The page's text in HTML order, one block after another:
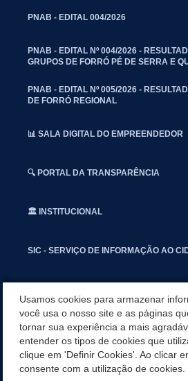
PNAB - EDITAL 004/2026
PNAB - EDITAL Nº 004/2026 -
GRUPOS DE FORRÓ PÉ DE SERRA E
PNAB - EDITAL Nº 005/2026 -
DE FORRÓ REGIONAL
📊 SALA DIGITAL DO EMPREENDEDOR
🔍 PORTAL DA TRANSPARÊNCIA
🏛️ INSTITUCIONAL
SIC - SERVIÇO DE INFORMAÇÃO AO
INSTAGRAN
📱🩺 SAUDE CONECTADA
Usamos cookies para armazenar
você usa o nosso site e as páginas
tornar sua experiência a mais
entender os tipos de cookies que
clique em 'Definir Cookies'. Ao clicar
consente com a utilização de cookies.